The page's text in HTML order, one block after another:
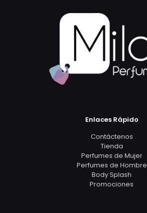
Enlaces Rápido
Contáctenos
Tienda
Perfumes de Mujer
Perfumes de Hombre
Body Splash
Promociones